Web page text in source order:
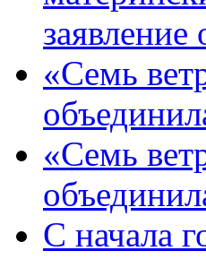
«Семь
«Семь
С начала